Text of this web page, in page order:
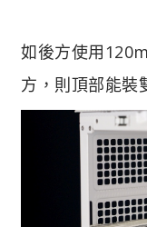
如後方使用
方，則頂部能裝